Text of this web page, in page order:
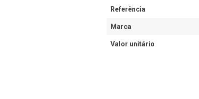
Referência
Marca
Valor unitário